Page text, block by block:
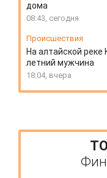
дома
08:43, сегодня
Происшествия
На алтайской реке
летний мужчина
18:04, вчера